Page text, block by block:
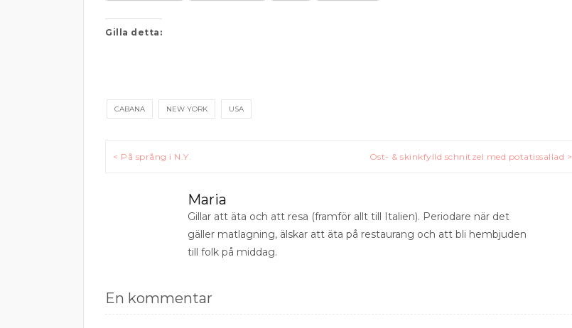
Gilla detta:
CABANA NEW YORK USA
Inläggsnavigering
< På språng i N.Y. Ost- & skinkfylld schnitzel med potatissallad >
Maria
Gillar att äta och att resa (framför allt till Italien). Periodare när det
gäller matlagning, älskar att äta på restaurang och att bli hembjuden
till folk på middag.
En kommentar